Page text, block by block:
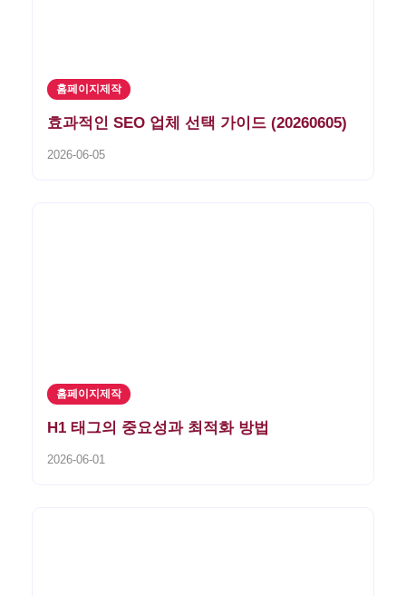
홈페이지제작
효과적인 SEO 업체 선택 가이드 (20260605)
2026-06-05
홈페이지제작
H1 태그의 중요성과 최적화 방법
2026-06-01